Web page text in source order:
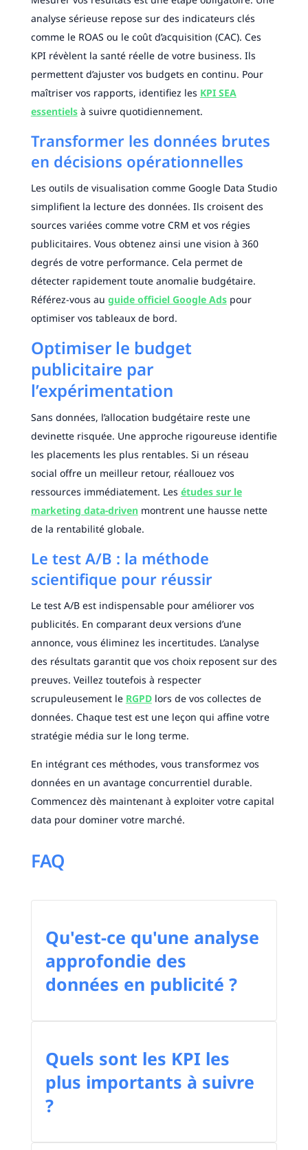
analyse sérieuse repose sur des indicateurs clés
comme le ROAS ou le coût d’acquisition (CAC). Ces
KPI révèlent la santé réelle de votre business. Ils
permettent d’ajuster vos budgets en continu. Pour
maîtriser vos rapports, identifiez les KPI SEA
essentielsà suivre quotidiennement.
Transformer les données brutes
en décisions opérationnelles
Les outils de visualisation comme Google Data Studio
simplifient la lecture des données. Ils croisent des
sources variées comme votre CRM et vos régies
publicitaires. Vous obtenez ainsi une vision à 360
degrés de votre performance. Cela permet de
détecter rapidement toute anomalie budgétaire.
Référez-vous au guide officiel Google Adspour
optimiser vos tableaux de bord.
Optimiser le budget
publicitaire par
l’expérimentation
Sans données, l’allocation budgétaire reste une
devinette risquée. Une approche rigoureuse identifie
les placements les plus rentables. Si un réseau
social offre un meilleur retour, réallouez vos
ressources immédiatement. Les études sur le
marketing data-driven montrent une hausse nette
de la rentabilité globale.
Le test A/B : la méthode
scientifique pour réussir
Le test A/B est indispensable pour améliorer vos
publicités. En comparant deux versions d’une
annonce, vous éliminez les incertitudes. L’analyse
des résultats garantit que vos choix reposent sur des
preuves. Veillez toutefois à respecter
scrupuleusement le RGPDlors de vos collectes de
données. Chaque test est une leçon qui affine votre
stratégie média sur le long terme.
En intégrant ces méthodes, vous transformez vos
données en un avantage concurrentiel durable.
Commencez dès maintenant à exploiter votre capital
data pour dominer votre marché.
FAQ
Qu'est-ce qu'une analyse
approfondie des
données en publicité ?
Quels sont les KPI les
plus importants à suivre
?